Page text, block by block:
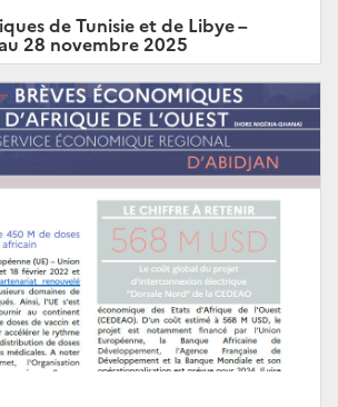
de Tunisie et de Libye –
28 novembre 2025